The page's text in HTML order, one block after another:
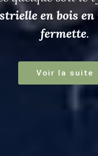
il vous assure
Suite